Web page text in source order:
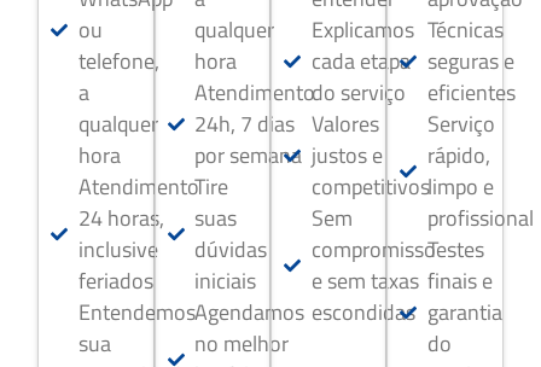
ou
telefone,
a
qualquer
hora
Atendimento
24 horas,
inclusive
feriados
Entendemos
sua
qualquer
hora
Atendimento
24h, 7 dias
por semana
Tire
suas
dúvidas
iniciais
Agendamos
no melhor
Explicamos
cada etapa
do serviço
Valores
justos e
competitivos
Sem
compromisso
e sem taxas
escondidas
Técnicas
seguras e
eficientes
Serviço
rápido,
limpo e
profissional
Testes
finais e
garantia
do